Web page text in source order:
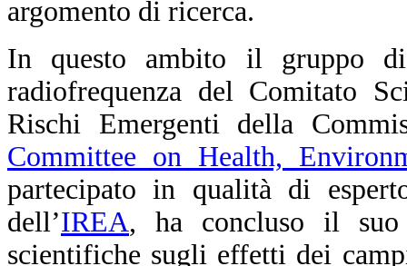
argomento di ricerca.
In questo ambito il gruppo
radiofrequenza del Comitato
Rischi Emergenti della
Committee on Health,
partecipato in qualità di
dell’IREA, ha concluso il suo
scientifiche sugli effetti dei